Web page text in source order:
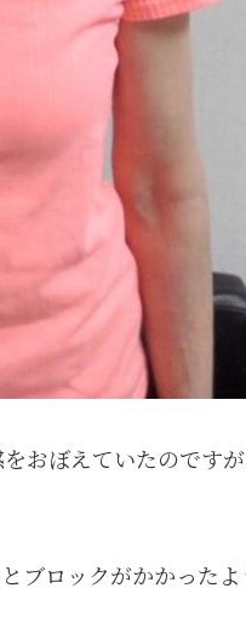
おぼえていたのです
ブロックがかかった